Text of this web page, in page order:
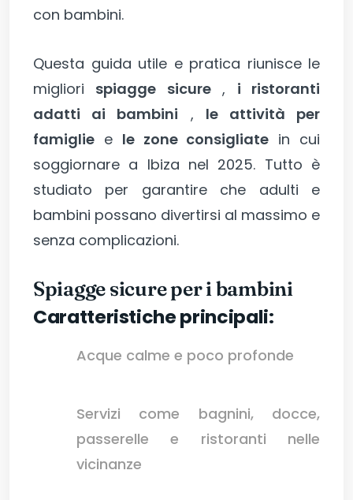
con bambini.
Questa guida utile e pratica riunisce le
migliori spiagge sicure, i ristoranti
adatti ai bambini , le attività per
famiglie e le zone consigliate in cui
soggiornare a Ibiza nel 2025. Tutto è
studiato per garantire che adulti e
bambini possano divertirsi al massimo e
senza complicazioni.
Spiagge sicure per i bambini
Caratteristiche principali:
Acque calme e poco profonde
Servizi come bagnini, docce,
passerelle e ristoranti nelle
vicinanze